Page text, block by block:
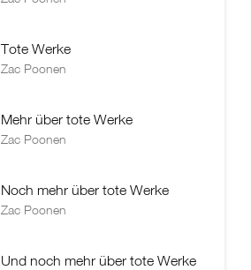
Tote Werke
Zac Poonen
Mehr über tote Werke
Zac Poonen
Noch mehr über tote Werke
Zac Poonen
Und noch mehr über tote Werke